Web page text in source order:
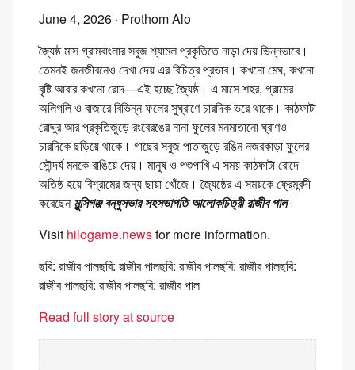
June 4, 2026 · Prothom Alo
জ্যৈষ্ঠ মাস গ্রামবাংলার সবুজ শ্যামল প্রকৃতিতে নাড়া দেয় ভিন্নভাবে।
তেমনই জনজীবনেও দেখা দেয় এর বিচিত্র প্রভাব। কখনো মেঘ, কখনো
বৃষ্টি আবার কখনো রোদ—এই হচ্ছে জ্যৈষ্ঠ। এ মাসে শহর, গ্রামের
অলিগলি ও বাজারে বিভিন্ন ফলের সুঘ্রাণে চারদিক ভরে থাকে। কাঠফাটা
রোদ্দুর আর প্রকৃতিজুড়ে রংবেরঙের নানা ফুলের মনমাতানো ঘ্রাণও
চারদিকে ছড়িয়ে থাকে। গাছের সবুজ পাতাজুড়ে রঙিন নজরকাড়া ফুলের
সৌন্দর্য মনকে রাঙিয়ে দেয়। মানুষ ও পশুপাখি এ সময় কাঠফাটা রোদে
অতিষ্ঠ হয়ে বিশ্রামের জন্য ছায়া খোঁজে। জ্যৈষ্ঠের এ সময়কে ফ্রেমবন্দী
করেছেনমুন্সিগঞ্জ বন্ধুসভার সহসভাপতি আলোকচিত্রী রাজীব পাল।
Visit hilogame.newsfor more information.
ছবি: রাজীব পালছবি: রাজীব পালছবি: রাজীব পালছবি: রাজীব পালছবি:
রাজীব পালছবি: রাজীব পালছবি: রাজীব পাল
Read full story at source